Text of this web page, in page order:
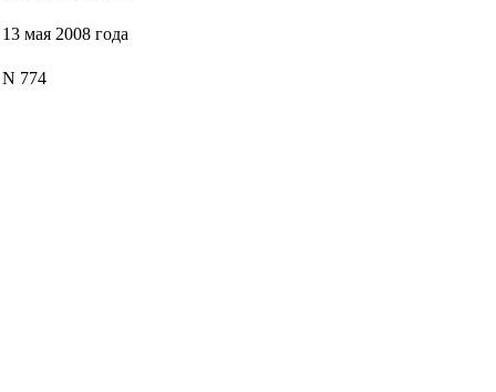
13 мая 2008 года
N 774